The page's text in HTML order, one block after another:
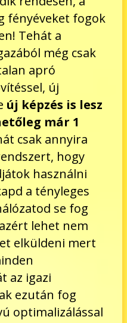
fényéveket fogok
Tehát a
még csak
apró
új
új képzés is lesz
már 1
csak annyira
hogy
használni
a tényleges
se fog
lehet nem
elküldeni mert
az igazi
ezután fog
optimalizálással